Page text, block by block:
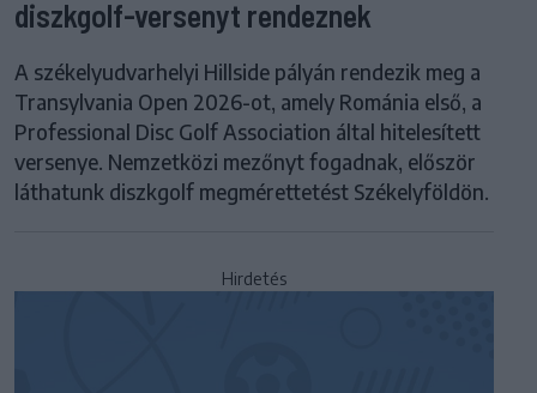
diszkgolf-versenyt rendeznek
A székelyudvarhelyi Hillside pályán rendezik meg a
Transylvania Open 2026-ot, amely Románia első, a
Professional Disc Golf Association által hitelesített
versenye. Nemzetközi mezőnyt fogadnak, először
láthatunk diszkgolf megmérettetést Székelyföldön.
Hirdetés